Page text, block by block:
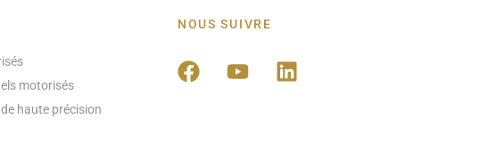
motorisés
haute précision
NOUS SUIVRE